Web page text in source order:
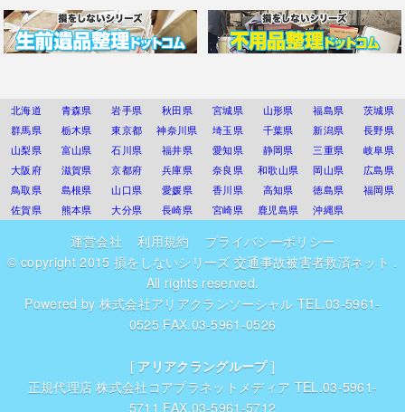
北海道 青森県 岩手県 秋田県 宮城県 山形県 福島県
茨城県
群馬県
栃木県 東京都 神奈川県 埼玉県 千葉県 新潟県
長野県
山梨県
富山県 石川県 福井県 愛知県 静岡県 三重県
岐阜県
大阪府
滋賀県 京都府 兵庫県 奈良県 和歌山県 岡山県
広島県
鳥取県
島根県 山口県 愛媛県 香川県 高知県 徳島県
福岡県
佐賀県
熊本県 大分県 長崎県 宮崎県 鹿児島県 沖縄県
運営会社 利用規約
プライバシーポリシー
© copyright 2015 損をしないシリーズ 交通事故被害者救済ネット .
All rights reserved.
Powered by 株式会社アリアクランソーシャル TEL.03-5961-
0525 FAX.03-5961-0526
[ アリアクラングループ]
正規代理店株式会社コアプラネットメディア TEL.03-5961-
5711 FAX.03-5961-5712